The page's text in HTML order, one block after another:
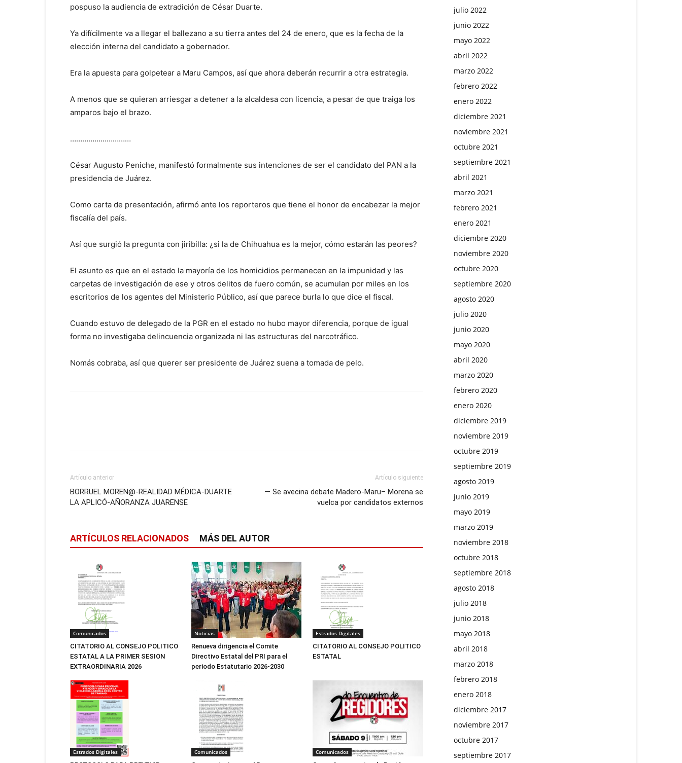
pospuso la audiencia de extradición de César Duarte.
Ya difícilmente va a llegar el ballezano a su tierra antes del 24 de enero, que es la fecha de la
elección interna del candidato a gobernador.
Era la apuesta para golpetear a Maru Campos, así que ahora deberán recurrir a otra estrategia.
A menos que se quieran arriesgar a detener a la alcaldesa con licencia, a pesar de que traiga los
amparos bajo el brazo.
…………………………
César Augusto Peniche, manifestó formalmente sus intenciones de ser el candidato del PAN a la
presidencia de Juárez.
Como carta de presentación, afirmó ante los reporteros que tiene el honor de encabezar la mejor
fiscalía del país.
Así que surgió la pregunta con jiribilla: ¿si la de Chihuahua es la mejor, cómo estarán las peores?
El asunto es que en el estado la mayoría de los homicidios permanecen en la impunidad y las
carpetas de investigación de ese y otros delitos de fuero común, se acumulan por miles en los
escritorios de los agentes del Ministerio Público, así que parece burla lo que dice el fiscal.
Cuando estuvo de delegado de la PGR en el estado no hubo mayor diferencia, porque de igual
forma no investigaba delincuencia organizada ni las estructuras del narcotráfico.
Nomás cobraba, así que querer ser presidente de Juárez suena a tomada de pelo.
Artículo anterior
BORRUEL MOREN@-REALIDAD MÉDICA-DUARTE
LA APLICÓ-AÑORANZA JUARENSE
Artículo siguiente
— Se avecina debate Madero-Maru– Morena se
vuelca por candidatos externos
ARTÍCULOS RELACIONADOS MÁS DEL AUTOR
Comunicados
CITATORIO AL CONSEJO POLITICO
ESTATAL A LA PRIMER SESION
EXTRAORDINARIA 2026
Noticias
Renueva dirigencia el Comite
Directivo Estatal del PRI para el
periodo Estatutario 2026-2030
Estrados Digitales
CITATORIO AL CONSEJO POLITICO
ESTATAL
Estrados Digitales Comunicados Comunicados
julio 2022
junio 2022
mayo 2022
abril 2022
marzo 2022
febrero 2022
enero 2022
diciembre 2021
noviembre 2021
octubre 2021
septiembre 2021
abril 2021
marzo 2021
febrero 2021
enero 2021
diciembre 2020
noviembre 2020
octubre 2020
septiembre 2020
agosto 2020
julio 2020
junio 2020
mayo 2020
abril 2020
marzo 2020
febrero 2020
enero 2020
diciembre 2019
noviembre 2019
octubre 2019
septiembre 2019
agosto 2019
junio 2019
mayo 2019
marzo 2019
noviembre 2018
octubre 2018
septiembre 2018
agosto 2018
julio 2018
junio 2018
mayo 2018
abril 2018
marzo 2018
febrero 2018
enero 2018
diciembre 2017
noviembre 2017
octubre 2017
septiembre 2017